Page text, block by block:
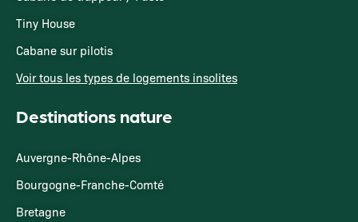
Tiny House
Cabane sur pilotis
Voir tous les types de logements insolites
Destinations nature
Auvergne-Rhône-Alpes
Bourgogne-Franche-Comté
Bretagne